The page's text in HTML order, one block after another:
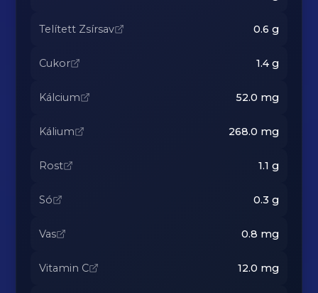
Telített Zsírsav 0.6 g
Cukor 1.4g
Kálcium 52.0 mg
Kálium 268.0 mg
Rost 1.1 g
Só 0.3 g
Vas 0.8 mg
Vitamin C 12.0 mg